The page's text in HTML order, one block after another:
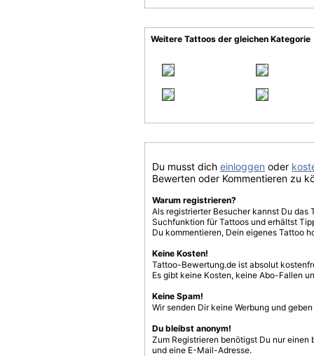
Weitere Tattoos der gleichen Kategorie
Du musst dich einloggen oder
Bewerten oder Kommentieren zu
Warum registrieren?
Als registrierter Besucher kannst Du
Suchfunktion für Tattoos und erhältst
Du kommentieren, Dein eigenes Tattoo
Keine Kosten!
Tattoo-Bewertung.de ist absolut
Es gibt keine Kosten, keine Abo-Fallen
Keine Spam!
Wir senden Dir keine Werbung und
Du bleibst anonym!
Zum Registrieren benötigst Du nur einen
und eine E-Mail-Adresse.